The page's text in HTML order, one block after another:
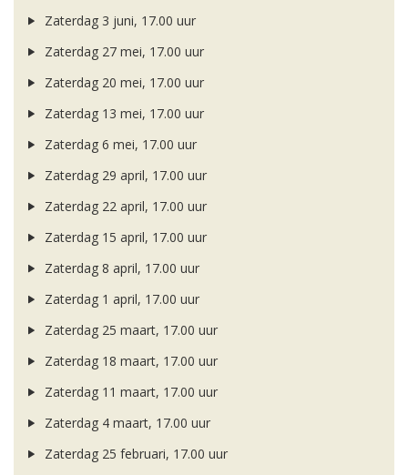
Zaterdag 3 juni, 17.00 uur
Zaterdag 27 mei, 17.00 uur
Zaterdag 20 mei, 17.00 uur
Zaterdag 13 mei, 17.00 uur
Zaterdag 6 mei, 17.00 uur
Zaterdag 29 april, 17.00 uur
Zaterdag 22 april, 17.00 uur
Zaterdag 15 april, 17.00 uur
Zaterdag 8 april, 17.00 uur
Zaterdag 1 april, 17.00 uur
Zaterdag 25 maart, 17.00 uur
Zaterdag 18 maart, 17.00 uur
Zaterdag 11 maart, 17.00 uur
Zaterdag 4 maart, 17.00 uur
Zaterdag 25 februari, 17.00 uur